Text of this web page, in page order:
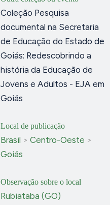
Coleção Pesquisa
documental na Secretaria
de Educação do Estado de
Goiás: Redescobrindo a
história da Educação de
Jovens e Adultos - EJA em
Goiás
Local de publicação
Brasil > Centro-Oeste >
Goiás
Observação sobre o local
Rubiataba (GO)